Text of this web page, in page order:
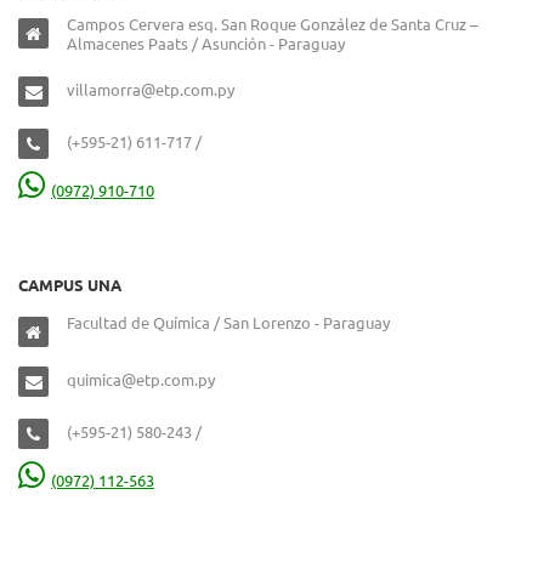
Campos Cervera esq. San Roque González de Santa Cruz –
Almacenes Paats / Asunción - Paraguay
villamorra@etp.com.py
(+595-21) 611-717 /
(0972) 910-710
CAMPUS UNA
Facultad de Química / San Lorenzo - Paraguay
quimica@etp.com.py
(+595-21) 580-243 /
(0972) 112-563